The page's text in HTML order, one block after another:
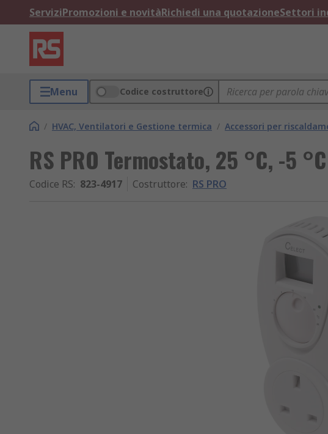
ServiziPromozioni e novitàRichiedi una quotazioneSettori
Menu Codice costruttore
/ HVAC, Ventilatori e Gestione termica / Accessori per
RS PRO Termostato, 25 °C, -5
Codice RS: 823-4917 Costruttore: RS PRO